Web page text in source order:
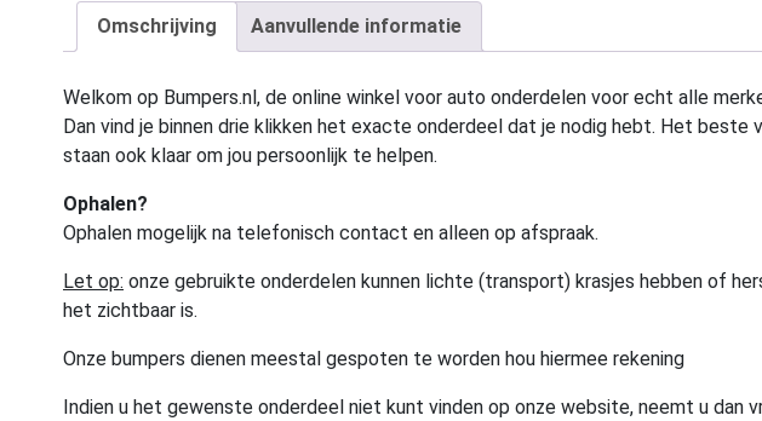
Omschrijving Aanvullende informatie
Welkom op Bumpers.nl, de online winkel voor auto onderdelen voor echt alle
Dan vind je binnen drie klikken het exacte onderdeel dat je nodig hebt. Het
staan ook klaar om jou persoonlijk te helpen.
Ophalen?
Ophalen mogelijk na telefonisch contact en alleen op afspraak.
Let op: onze gebruikte onderdelen kunnen lichte (transport) krasjes hebben of
het zichtbaar is.
Onze bumpers dienen meestal gespoten te worden hou hiermee rekening
Indien u het gewenste onderdeel niet kunt vinden op onze website, neemt u dan